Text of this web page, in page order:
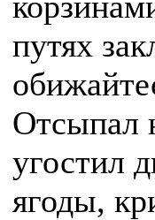
путях
Отсыпал
угостил
ягоды,